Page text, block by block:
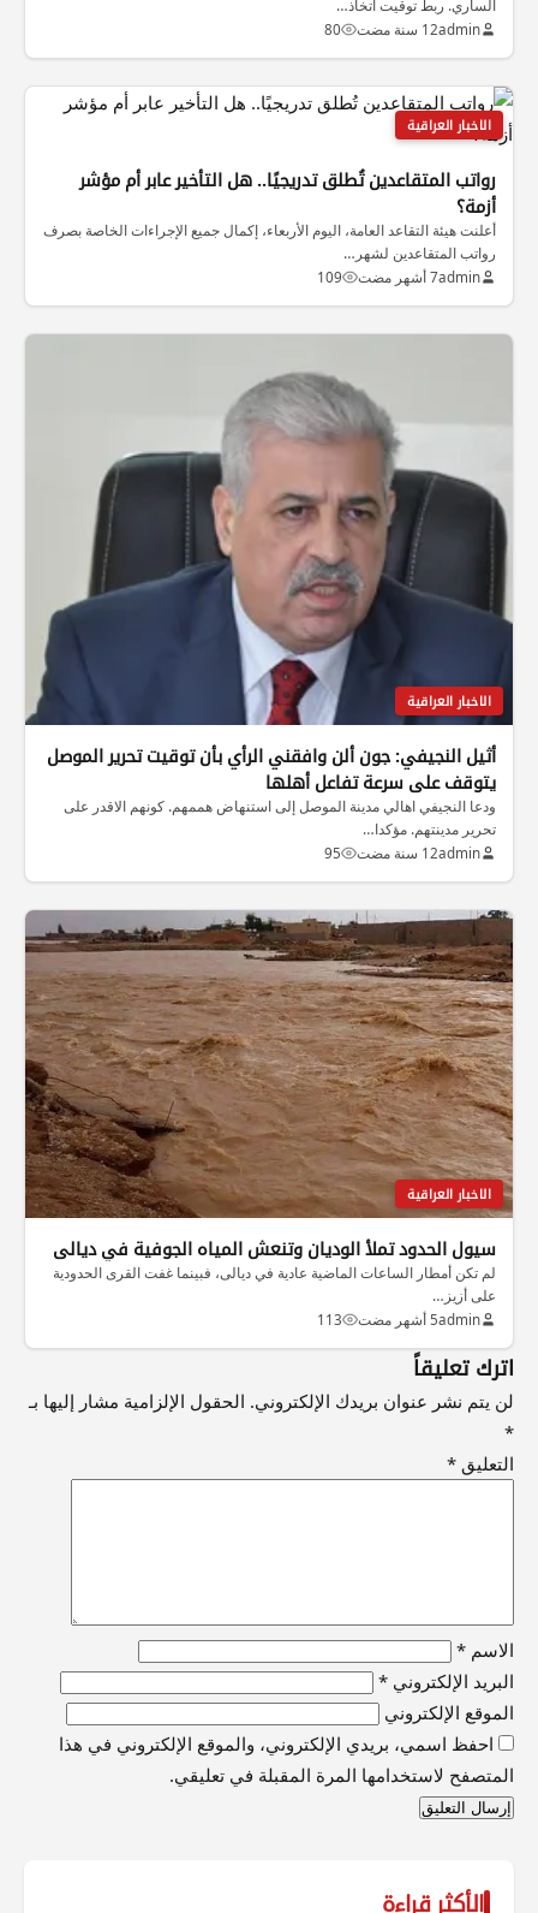
الساري. ربط توقيت اتخاذ…
admin12 سنة مضت 80
الاخبار العراقية
رواتب المتقاعدين تُطلق تدريجيًا.. هل التأخير عابر أم مؤشر
أزمة؟
أعلنت هيئة التقاعد العامة، اليوم الأربعاء، إكمال جميع الإجراءات الخاصة بصرف
رواتب المتقاعدين لشهر…
admin7 أشهر مضت 109
الاخبار العراقية
أثيل النجيفي: جون ألن وافقني الرأي بأن توقيت تحرير الموصل
يتوقف على سرعة تفاعل أهلها
ودعا النجيفي اهالي مدينة الموصل إلى استنهاض هممهم. كونهم الاقدر على
تحرير مدينتهم. مؤكدا…
admin12 سنة مضت 95
الاخبار العراقية
سيول الحدود تملأ الوديان وتنعش المياه الجوفية في ديالى
لم تكن أمطار الساعات الماضية عادية في ديالى، فبينما غفت القرى الحدودية
على أزيز…
admin5 أشهر مضت 113
اترك تعليقاً
لن يتم نشر عنوان بريدك الإلكتروني. الحقول الإلزامية مشار إليها بـ
*
التعليق *
الاسم *
البريد الإلكتروني *
الموقع الإلكتروني
احفظ اسمي، بريدي الإلكتروني، والموقع الإلكتروني في هذا
المتصفح لاستخدامها المرة المقبلة في تعليقي.
الأكثر قراءة